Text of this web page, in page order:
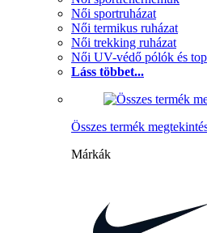
Női sportruházat
Női termikus ruházat
Női trekking ruházat
Női UV-védő pólók és
Láss többet...
Összes termék
Márkák